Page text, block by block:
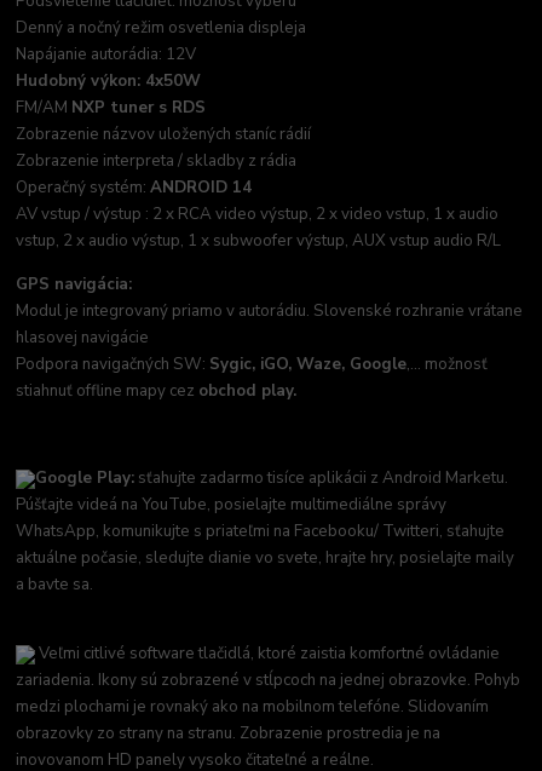
Denný a nočný režim osvetlenia displeja
Napájanie autorádia: 12V
Hudobný výkon: 4x50W
FM/AM NXP tuner s RDS
Zobrazenie názvov uložených staníc rádií
Zobrazenie interpreta / skladby z rádia
Operačný systém:ANDROID 14
AV vstup / výstup : 2 x RCA video výstup, 2 x video vstup, 1 x audio
vstup, 2 x audio výstup, 1 x subwoofer výstup, AUX vstup audio R/L
GPS navigácia:
Modul je integrovaný priamo v autorádiu. Slovenské rozhranie vrátane
hlasovej navigácie
Podpora navigačných SW: Sygic, iGO, Waze, Google,... možnosť
stiahnuť offline mapy cez obchod play.
Google Play: sťahujte zadarmo tisíce aplikácii z Android Marketu.
Púšťajte videá na YouTube, posielajte multimediálne správy
WhatsApp, komunikujte s priateľmi na Facebooku/ Twitteri, sťahujte
aktuálne počasie, sledujte dianie vo svete, hrajte hry, posielajte maily
a bavte sa.
Veľmi citlivé software tlačidlá, ktoré zaistia komfortné ovládanie
zariadenia. Ikony sú zobrazené v stĺpcoch na jednej obrazovke. Pohyb
medzi plochami je rovnaký ako na mobilnom telefóne. Slidovaním
obrazovky zo strany na stranu. Zobrazenie prostredia je na
inovovanom HD panely vysoko čitateľné a reálne.